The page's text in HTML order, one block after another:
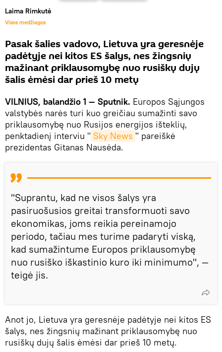
Laima Rimkutė
Visos medžiagos
Pasak šalies vadovo, Lietuva yra geresnėje
padėtyje nei kitos ES šalys, nes žingsnių
mažinant priklausomybę nuo rusiškų dujų
šalis ėmėsi dar prieš 10 metų
VILNIUS, balandžio 1 — Sputnik. Europos Sąjungos
valstybės narės turi kuo greičiau sumažinti savo
priklausomybę nuo Rusijos energijos išteklių,
penktadienį interviu " Sky News " pareiškė
prezidentas Gitanas Nausėda.
"Suprantu, kad ne visos šalys yra
pasiruošusios greitai transformuoti savo
ekonomikas, joms reikia pereinamojo
periodo, tačiau mes turime padaryti viską,
kad sumažintume Europos priklausomybę
nuo rusiško iškastinio kuro iki minimumo", —
teigė jis.
Anot jo, Lietuva yra geresnėje padėtyje nei kitos ES
šalys, nes žingsnių mažinant priklausomybę nuo
rusiškų dujų šalis ėmėsi dar prieš 10 metų.